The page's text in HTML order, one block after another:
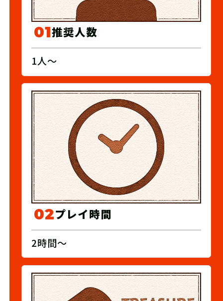
01推奨人数
1人～
02プレイ時間
2時間～